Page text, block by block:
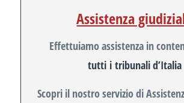
Assistenza
Effettuiamo assistenza in
tutti i tribunali d’Italia
Scopri il nostro servizio di